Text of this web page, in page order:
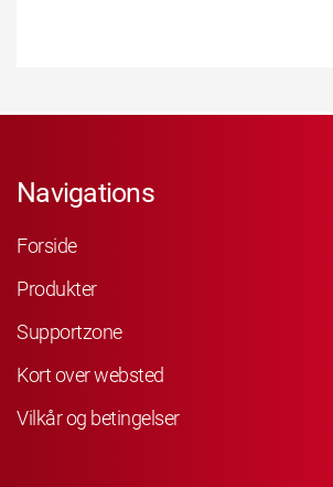
Navigations
Forside
Produkter
Supportzone
Kort over websted
Vilkår og betingelser